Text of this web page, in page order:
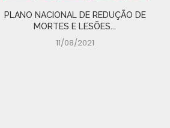
PLANO NACIONAL DE REDUÇÃO DE
MORTES E LESÕES...
11/08/2021